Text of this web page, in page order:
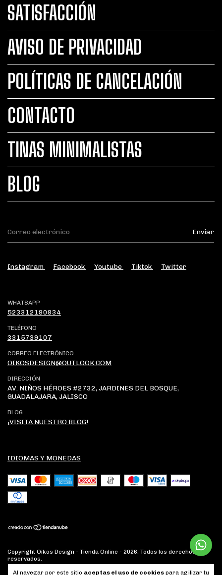
Al navegar por este sitio aceptas el uso de cookies para agilizar tu
SATISFACCIÓN
AVISO DE PRIVACIDAD
POLÍTICAS DE CANCELACIÓN
CONTACTO
TINAS MINIMALISTAS
BLOG
Instagram Facebook Youtube Tiktok Twitter
WHATSAPP
523312180834
TELÉFONO
3315739107
CORREO ELECTRÓNICO
OIKOSDESIGN@OUTLOOK.COM
DIRECCIÓN
AV. NIÑOS HÉROES #2732, JARDINES DEL BOSQUE,
GUADALAJARA, JALISCO
BLOG
¡VISITA NUESTRO BLOG!
IDIOMAS Y MONEDAS
Copyright Oikos Design - Tienda Online - 2026. Todos los derechos
reservados.